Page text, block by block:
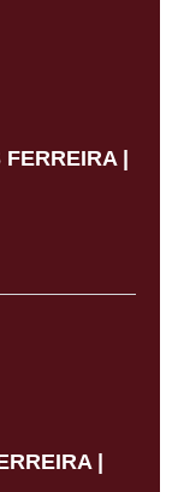
|
|